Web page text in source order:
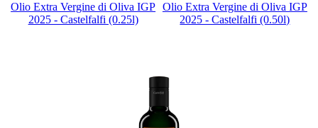
Olio Extra Vergine di Oliva IGP
2025 - Castelfalfi (0.25l)
Olio Extra Vergine di Oliva IGP
2025 - Castelfalfi (0.50l)